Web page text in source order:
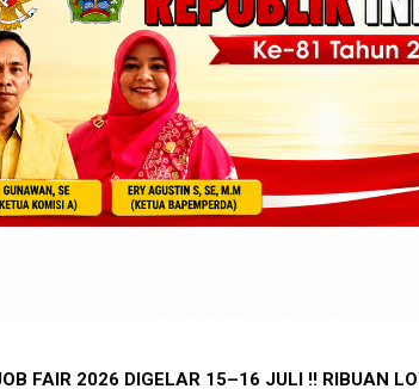
REKOR DUNIA !! 1.588 PEREMPUAN